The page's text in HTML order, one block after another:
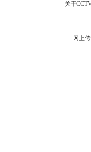
关于
网上